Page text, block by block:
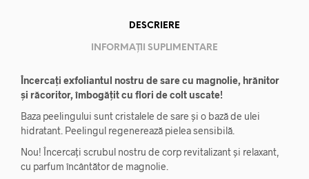
DESCRIERE
INFORMAȚII SUPLIMENTARE
Încercați exfoliantul nostru de sare cu magnolie, hrănitor
și răcoritor, îmbogățit cu flori de colt uscate!
Baza peelingului sunt cristalele de sare și o bază de ulei
hidratant. Peelingul regenerează pielea sensibilă.
Nou! Încercați scrubul nostru de corp revitalizant și relaxant,
cu parfum încântător de magnolie.